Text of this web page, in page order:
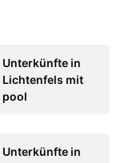
Unterkünfte in
Lichtenfels mit
pool
Unterkünfte in